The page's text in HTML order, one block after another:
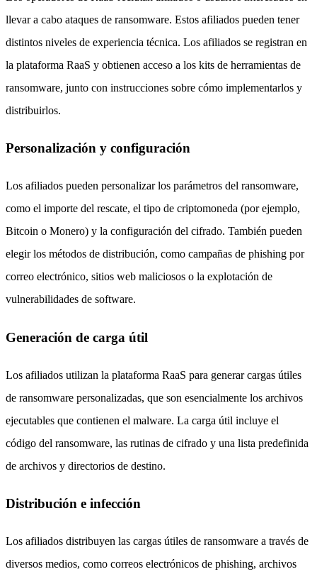
llevar a cabo ataques de ransomware. Estos afiliados pueden tener
distintos niveles de experiencia técnica. Los afiliados se registran en
la plataforma RaaS y obtienen acceso a los kits de herramientas de
ransomware, junto con instrucciones sobre cómo implementarlos y
distribuirlos.
Personalización y configuración
Los afiliados pueden personalizar los parámetros del ransomware,
como el importe del rescate, el tipo de criptomoneda (por ejemplo,
Bitcoin o Monero) y la configuración del cifrado. También pueden
elegir los métodos de distribución, como campañas de phishing por
correo electrónico, sitios web maliciosos o la explotación de
vulnerabilidades de software.
Generación de carga útil
Los afiliados utilizan la plataforma RaaS para generar cargas útiles
de ransomware personalizadas, que son esencialmente los archivos
ejecutables que contienen el malware. La carga útil incluye el
código del ransomware, las rutinas de cifrado y una lista predefinida
de archivos y directorios de destino.
Distribución e infección
Los afiliados distribuyen las cargas útiles de ransomware a través de
diversos medios, como correos electrónicos de phishing, archivos